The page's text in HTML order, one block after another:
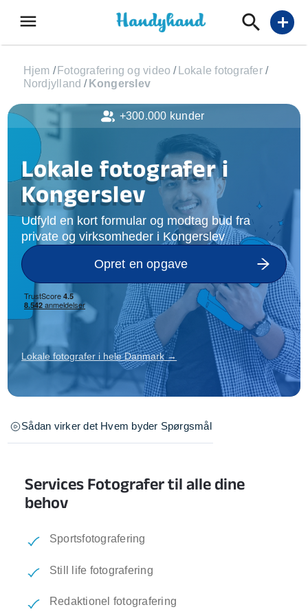
menu add
Hjem / Fotografering og video / Lokale fotografer /
Nordjylland / Kongerslev
Lokale fotografer i
Kongerslev
Udfyld en kort formular og modtag bud fra
private og virksomheder i Kongerslev
Opret en opgave
Lokale fotografer i hele Danmark →
Sådan virker det Hvem byder Spørgsmål
Services Fotografer til alle dine
behov
Sportsfotografering
Still life fotografering
Redaktionel fotografering
+300.000 kunder